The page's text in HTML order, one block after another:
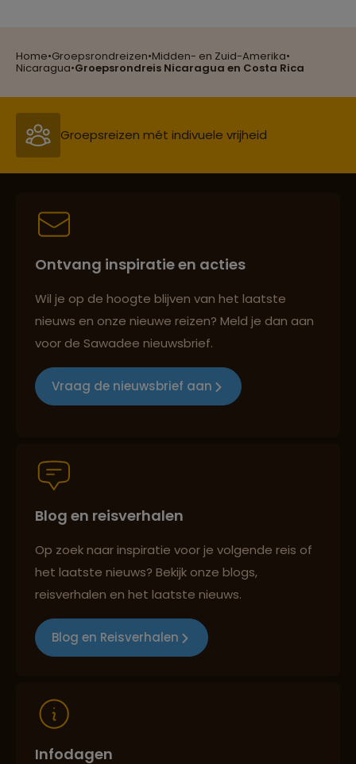
Home•Groepsrondreizen•Midden- en Zuid-Amerika•
Nicaragua•Groepsrondreis Nicaragua en Costa Rica
Groepsreizen mét indivuele vrijheid
Persoonlijk en deskundig reisadvies
Best beoordeelde reisroutes
Reizen met oog voor mens, cultuur en milieu
Groepsreizen mét indivuele vrijheid
Best beoordeelde reisroutes
Reizen met oog voor mens, cultuur en milieu
Ontvang inspiratie en acties
Wil je op de hoogte blijven van het laatste
nieuws en onze nieuwe reizen? Meld je dan aan
voor de Sawadee nieuwsbrief.
Vraag de nieuwsbrief aan
Blog en reisverhalen
Op zoek naar inspiratie voor je volgende reis of
het laatste nieuws? Bekijk onze blogs,
reisverhalen en het laatste nieuws.
Blog en Reisverhalen
Infodagen